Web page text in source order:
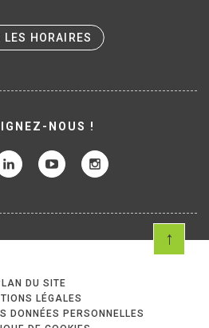
LES HORAIRES
NOUS !
DU SITE
LÉGALES
DONNÉES PERSONNELLES